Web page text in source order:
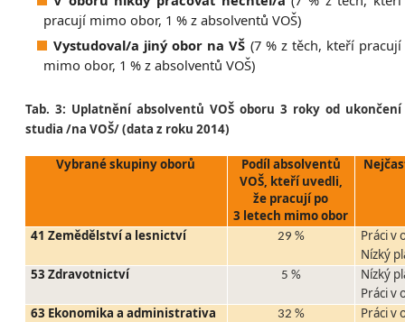
pracují mimo obor, 1 % z absolventů VOŠ)
Vystudoval/a jiný obor na VŠ (7 % z těch, kteří pracují
mimo obor, 1 % z absolventů VOŠ)
Tab. 3: Uplatnění absolventů VOŠ oboru 3 roky od ukončení
studia /na VOŠ/ (data z roku 2014)
Vybrané skupiny oborů
Podíl absolventů
VOŠ, kteří uvedli,
že pracují po
3 letech mimo obor
41 Zemědělství a lesnictví 29 %
Práci v
Nízký
53 Zdravotnictví
5 %
Nízký
Práci v
63 Ekonomika a administrativa
32 %
Práci v